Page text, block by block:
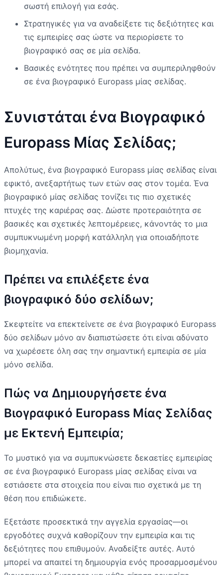
σωστή επιλογή για εσάς.
Στρατηγικές για να αναδείξετε τις δεξιότητες και
τις εμπειρίες σας ώστε να περιορίσετε το
βιογραφικό σας σε μία σελίδα.
Βασικές ενότητες που πρέπει να συμπεριληφθούν
σε ένα βιογραφικό Europass μίας σελίδας.
Συνιστάται ένα Βιογραφικό
Europass Μίας Σελίδας;
Απολύτως, ένα βιογραφικό Europass μίας σελίδας είναι
εφικτό, ανεξαρτήτως των ετών σας στον τομέα. Ένα
βιογραφικό μίας σελίδας τονίζει τις πιο σχετικές
πτυχές της καριέρας σας. Δώστε προτεραιότητα σε
βασικές και σχετικές λεπτομέρειες, κάνοντάς το μια
συμπυκνωμένη μορφή κατάλληλη για οποιαδήποτε
βιομηχανία.
Πρέπει να επιλέξετε ένα
βιογραφικό δύο σελίδων;
Σκεφτείτε να επεκτείνετε σε ένα βιογραφικό Europass
δύο σελίδων μόνο αν διαπιστώσετε ότι είναι αδύνατο
να χωρέσετε όλη σας την σημαντική εμπειρία σε μία
μόνο σελίδα.
Πώς να Δημιουργήσετε ένα
Βιογραφικό Europass Μίας Σελίδας
με Εκτενή Εμπειρία;
Το μυστικό για να συμπυκνώσετε δεκαετίες εμπειρίας
σε ένα βιογραφικό Europass μίας σελίδας είναι να
εστιάσετε στα στοιχεία που είναι πιο σχετικά με τη
θέση που επιδιώκετε.
Εξετάστε προσεκτικά την αγγελία εργασίας—οι
εργοδότες συχνά καθορίζουν την εμπειρία και τις
δεξιότητες που επιθυμούν. Αναδείξτε αυτές. Αυτό
μπορεί να απαιτεί τη δημιουργία ενός προσαρμοσμένου